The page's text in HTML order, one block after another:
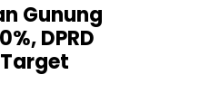
Gunung
DPRD